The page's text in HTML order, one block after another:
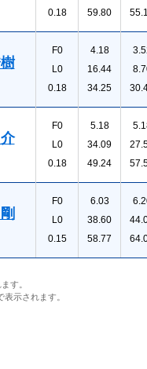
0.18
59.80
F0
L0
0.18
4.18
16.44
34.25
F0
L0
0.18
5.18
34.09
49.24
F0
L0
0.15
6.03
38.60
58.77
す。
示されます。